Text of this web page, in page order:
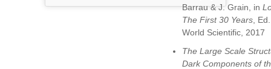
Barrau & J. Grain, in
The First 30 Years ,
World Scientific, 2017
The Large Scale
Dark Components of